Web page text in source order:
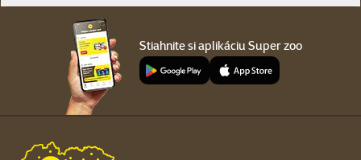
Stiahnite si aplikáciu Super zoo